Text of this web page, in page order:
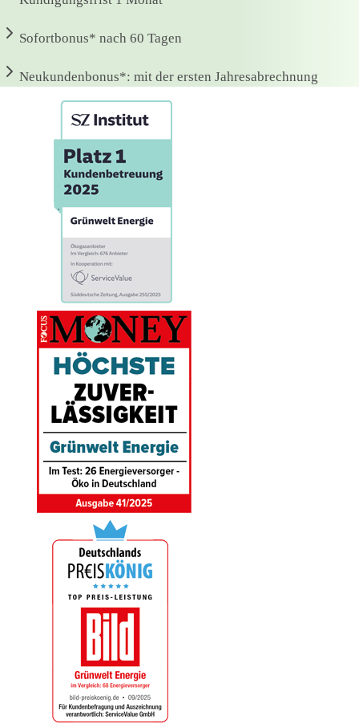
Sofortbonus* nach 60 Tagen
Neukundenbonus*: mit der ersten Jahresabrechnung